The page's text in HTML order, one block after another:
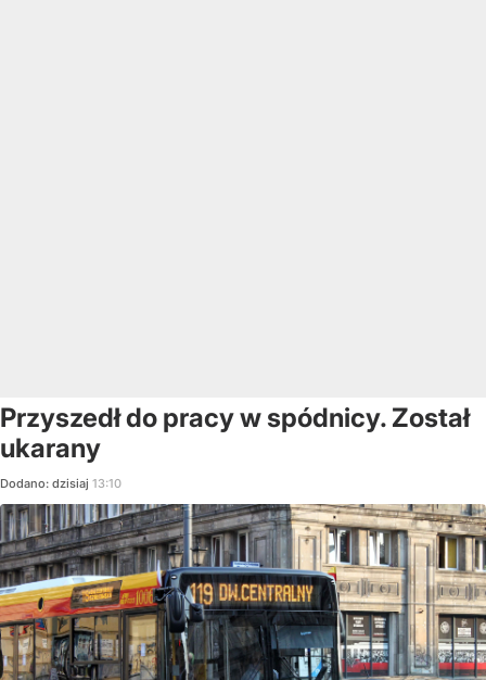
Przyszedł do pracy w spódnicy. Został
ukarany
Dodano: dzisiaj 13:10